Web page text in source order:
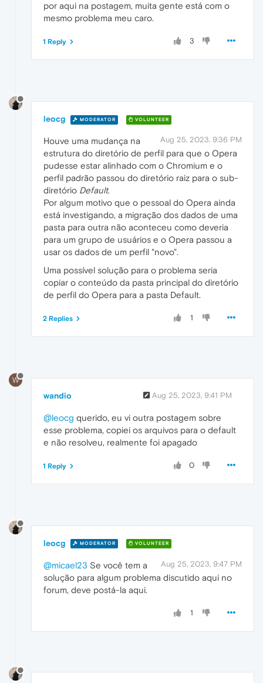
por aqui na postagem, muita gente está com o
mesmo problema meu caro.
3
1 Reply
leocg MODERATOR VOLUNTEER
Aug 25, 2023, 9:36 PM
Houve uma mudança na
estrutura do diretório de perfil para que o Opera
pudesse estar alinhado com o Chromium e o
perfil padrão passou do diretório raiz para o sub-
diretório Default.
Por algum motivo que o pessoal do Opera ainda
está investigando, a migração dos dados de uma
pasta para outra não aconteceu como deveria
para um grupo de usuários e o Opera passou a
usar os dados de um perfil "novo".
Uma possível solução para o problema seria
copiar o conteúdo da pasta principal do diretório
de perfil do Opera para a pasta Default.
1
2 Replies
W
wandio Aug 25, 2023, 9:41 PM
@leocg querido, eu vi outra postagem sobre
esse problema, copiei os arquivos para o default
e não resolveu, realmente foi apagado
0
1 Reply
leocg MODERATOR VOLUNTEER
Aug 25, 2023, 9:47 PM
@micael23 Se você tem a
solução para algum problema discutido aqui no
forum, deve postá-la aqui.
1